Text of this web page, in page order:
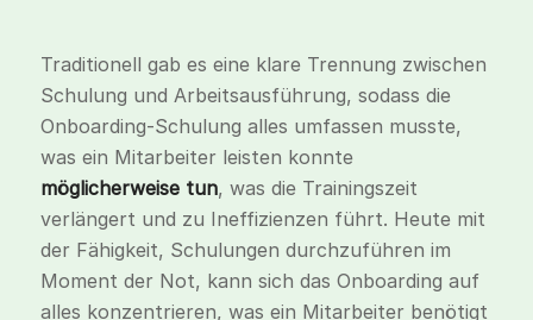
Traditionell gab es eine klare Trennung zwischen
Schulung und Arbeitsausführung, sodass die
Onboarding-Schulung alles umfassen musste,
was ein Mitarbeiter leisten konnte
möglicherweise tun, was die Trainingszeit
verlängert und zu Ineffizienzen führt. Heute mit
der Fähigkeit, Schulungen durchzuführen im
Moment der Not, kann sich das Onboarding auf
alles konzentrieren, was ein Mitarbeiter benötigt